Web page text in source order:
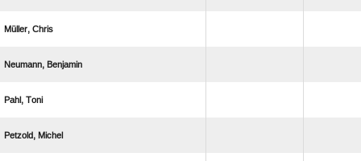
 
 
 
 